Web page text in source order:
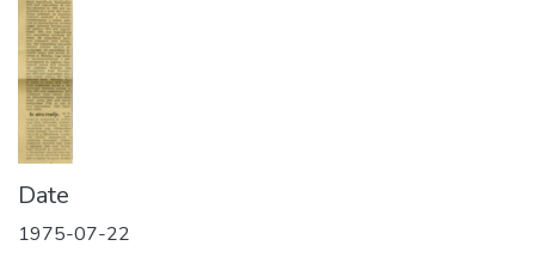
Date
1975-07-22